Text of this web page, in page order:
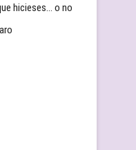
hicieses… o no